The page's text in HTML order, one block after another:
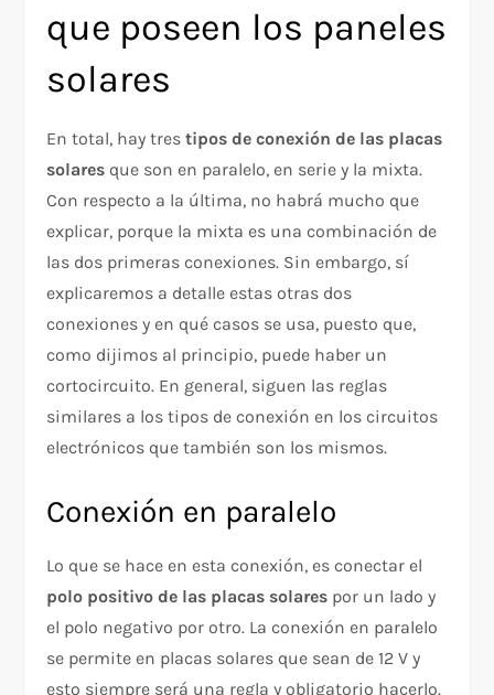
que poseen los paneles
solares
En total, hay trestipos de conexión de las placas
solares que son en paralelo, en serie y la mixta.
Con respecto a la última, no habrá mucho que
explicar, porque la mixta es una combinación de
las dos primeras conexiones. Sin embargo, sí
explicaremos a detalle estas otras dos
conexiones y en qué casos se usa, puesto que,
como dijimos al principio, puede haber un
cortocircuito. En general, siguen las reglas
similares a los tipos de conexión en los circuitos
electrónicos que también son los mismos.
Conexión en paralelo
Lo que se hace en esta conexión, es conectar el
polo positivo de las placas solares por un lado y
el polo negativo por otro. La conexión en paralelo
se permite en placas solares que sean de 12 V y
esto siempre será una regla y obligatorio hacerlo.